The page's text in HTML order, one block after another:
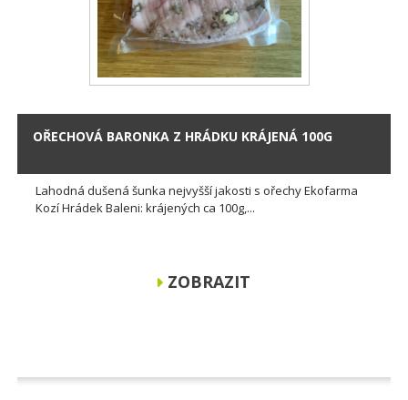
OŘECHOVÁ BARONKA Z HRÁDKU KRÁJENÁ 100G
Lahodná dušená šunka nejvyšší jakosti s ořechy Ekofarma
Kozí Hrádek Baleni: krájených ca 100g,...
ZOBRAZIT